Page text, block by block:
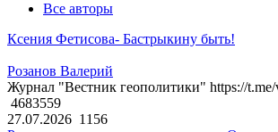
Все авторы
Ксения Фетисова- Бастрыкину быть!
Розанов Валерий
Журнал "Вестник геополитики" https://t.me/
4683559
27.07.2026 1156